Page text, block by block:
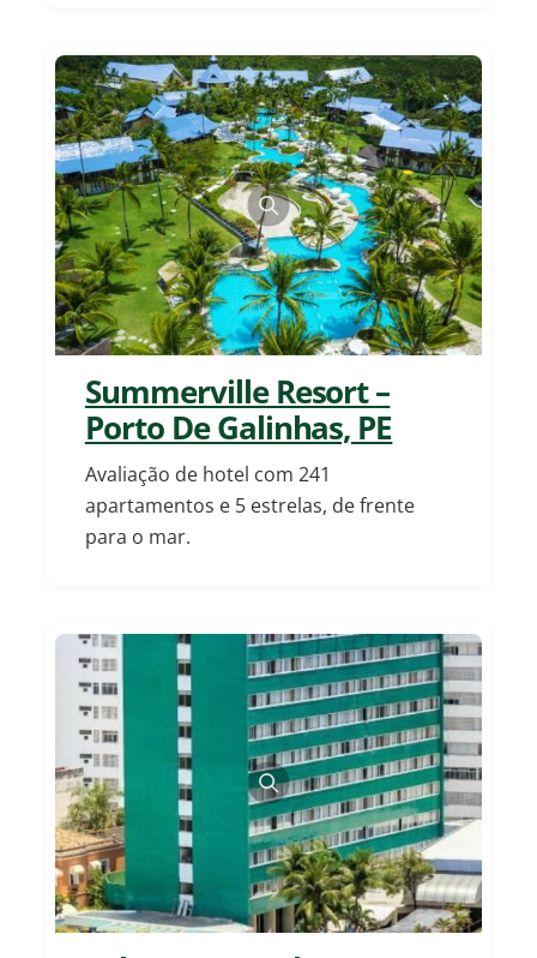
Summerville Resort –
Porto De Galinhas, PE
Avaliação de hotel com 241
apartamentos e 5 estrelas, de frente
para o mar.